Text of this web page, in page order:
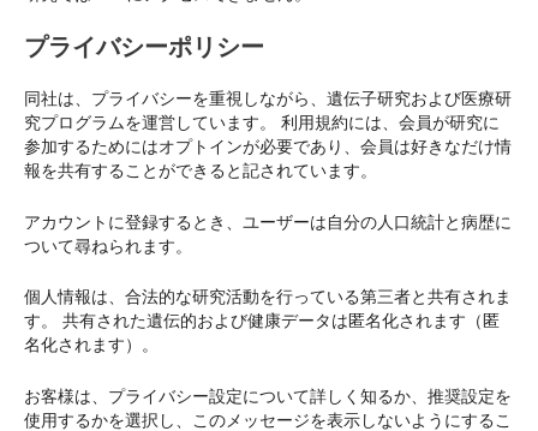
プライバシーポリシー
同社は、プライバシーを重視しながら、遺伝子研究および医療研
究プログラムを運営しています。 利用規約には、会員が研究に
参加するためにはオプトインが必要であり、会員は好きなだけ情
報を共有することができると記されています。
アカウントに登録するとき、ユーザーは自分の人口統計と病歴に
ついて尋ねられます。
個人情報は、合法的な研究活動を行っている第三者と共有されま
す。 共有された遺伝的および健康データは匿名化されます（匿
名化されます）。
お客様は、プライバシー設定について詳しく知るか、推奨設定を
使用するかを選択し、このメッセージを表示しないようにするこ